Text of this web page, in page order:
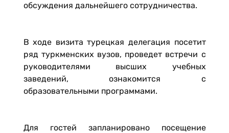
обсуждения дальнейшего сотрудничества.
В ходе визита турецкая делегация посетит
ряд туркменских вузов, проведет встречи с
руководителями высших учебных
заведений, ознакомится с
образовательными программами.
Для гостей запланировано посещение